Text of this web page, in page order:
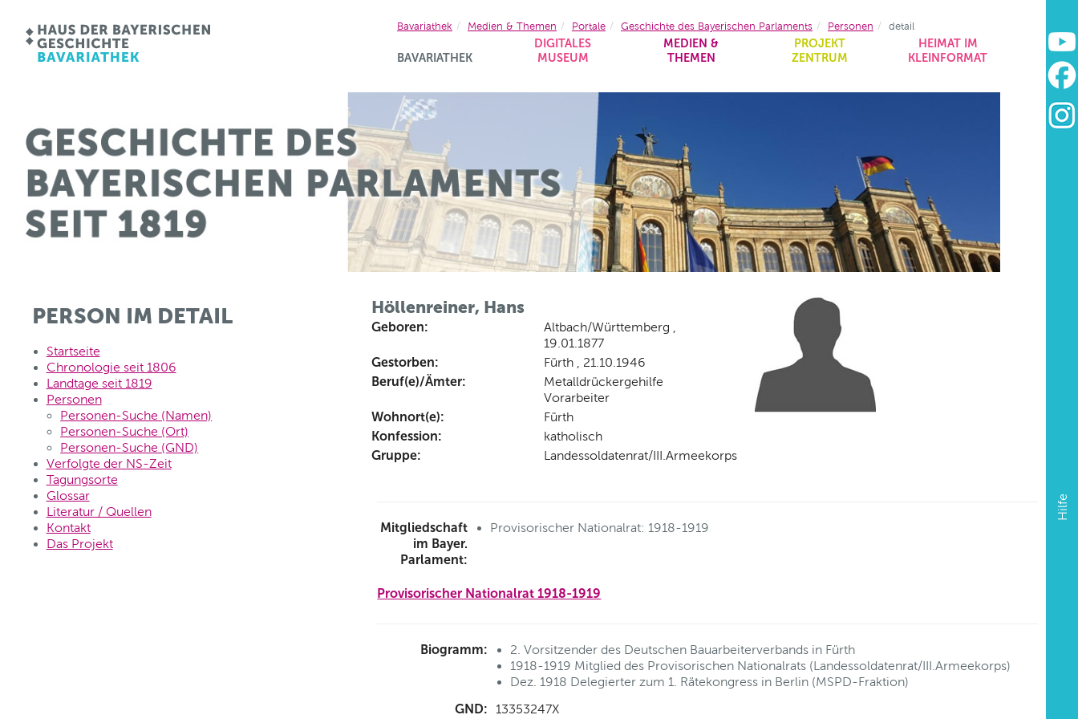
BAVARIATHEK
DIGITALES
MUSEUM
MEDIEN &
THEMEN
PROJEKT
ZENTRUM
HEIMAT IM
KLEINFORMAT
Hilfe
Bavariathek Medien & Themen Portale Geschichte des Bayerischen Parlaments Personen detail
PERSON IM DETAIL
Startseite
Chronologie seit 1806
Landtage seit 1819
Personen
Personen-Suche (Namen)
Personen-Suche (Ort)
Personen-Suche (GND)
Verfolgte der NS-Zeit
Tagungsorte
Glossar
Literatur / Quellen
Kontakt
Das Projekt
Höllenreiner, Hans
Geboren:
Altbach/Württemberg ,
19.01.1877
Gestorben: Fürth , 21.10.1946
Beruf(e)/Ämter:
Metalldrückergehilfe
Vorarbeiter
Wohnort(e): Fürth
Konfession: katholisch
Gruppe: Landessoldatenrat/III.Armeekorps
Mitgliedschaft
im Bayer.
Parlament:
Provisorischer Nationalrat: 1918-1919
Provisorischer Nationalrat 1918-1919
Biogramm:
2. Vorsitzender des Deutschen Bauarbeiterverbands in Fürth
1918-1919 Mitglied des Provisorischen Nationalrats (Landessoldatenrat/III.Armeekorps)
Dez. 1918 Delegierter zum 1. Rätekongress in Berlin (MSPD-Fraktion)
GND: 13353247X